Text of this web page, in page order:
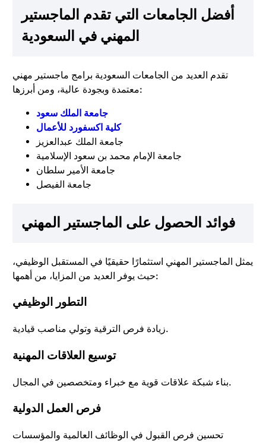
أفضل الجامعات التي تقدم الماجستير
المهني في السعودية
تقدم العديد من الجامعات السعودية برامج ماجستير مهني
معتمدة وبجودة عالية، ومن أبرزها:
جامعة الملك سعود
كلية اكسفورد للأعمال
جامعة الملك عبدالعزيز
جامعة الإمام محمد بن سعود الإسلامية
جامعة الأمير سلطان
جامعة الفيصل
فوائد الحصول على الماجستير المهني
يمثل الماجستير المهني استثمارًا حقيقيًا في المستقبل الوظيفي،
حيث يوفر العديد من المزايا، من أهمها:
التطور الوظيفي
زيادة فرص الترقية وتولي مناصب قيادية.
توسيع العلاقات المهنية
بناء شبكة علاقات قوية مع خبراء ومتخصصين في المجال.
فرص العمل الدولية
تحسين فرص القبول في الوظائف العالمية والمؤسسات